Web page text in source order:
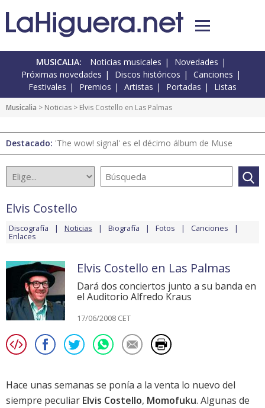
MUSICALIA: Noticias musicales
Novedades
Próximas novedades
Discos históricos
Canciones
Festivales
Premios Artistas Portadas Listas
Musicalia > Noticias > Elvis Costello en Las Palmas
Destacado: 'The wow! signal' es el décimo álbum de Muse
Elvis Costello
Discografía Noticias Biografía Fotos Canciones
Enlaces
Elvis Costello en Las Palmas
Dará dos conciertos junto a su banda en
el Auditorio Alfredo Kraus
17/06/2008 CET
Hace unas semanas se ponía a la venta lo nuevo del
siempre peculiar Elvis Costello, Momofuku. Algunas de